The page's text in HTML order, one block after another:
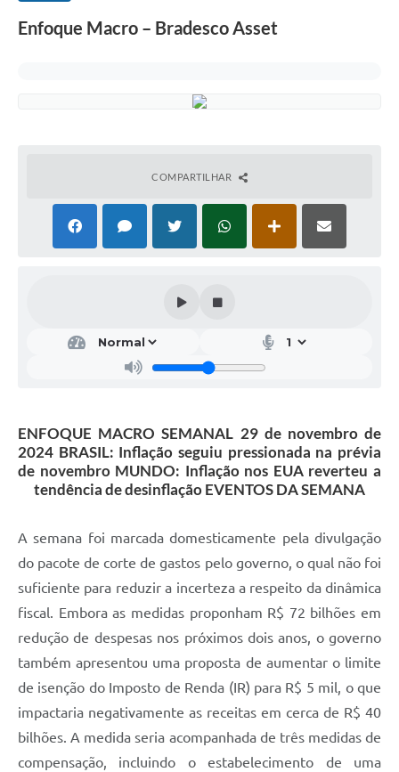
Enfoque Macro – Bradesco Asset
COMPARTILHAR
ENFOQUE MACRO SEMANAL 29 de novembro de
2024 BRASIL: Inflação seguiu pressionada na prévia
de novembro MUNDO: Inflação nos EUA reverteu a
tendência de desinflação EVENTOS DA SEMANA
A semana foi marcada domesticamente pela divulgação
do pacote de corte de gastos pelo governo, o qual não foi
suficiente para reduzir a incerteza a respeito da dinâmica
fiscal. Embora as medidas proponham R$ 72 bilhões em
redução de despesas nos próximos dois anos, o governo
também apresentou uma proposta de aumentar o limite
de isenção do Imposto de Renda (IR) para R$ 5 mil, o que
impactaria negativamente as receitas em cerca de R$ 40
bilhões. A medida seria acompanhada de três medidas de
compensação, incluindo o estabelecimento de uma